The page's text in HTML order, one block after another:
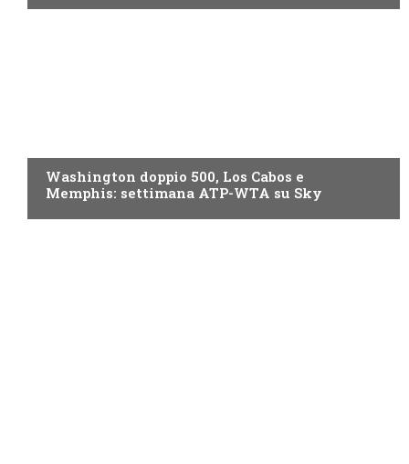
Washington doppio 500, Los Cabos e
Memphis: settimana ATP-WTA su Sky